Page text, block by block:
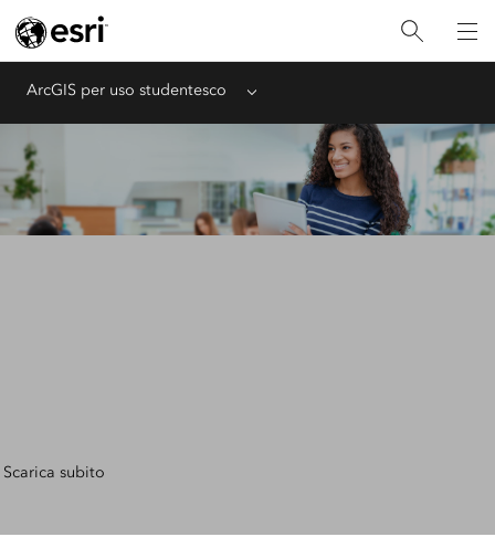
ArcGIS per uso studentesco Menu
Scarica subito